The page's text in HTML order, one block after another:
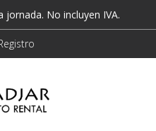
jornada. No incluyen IVA.